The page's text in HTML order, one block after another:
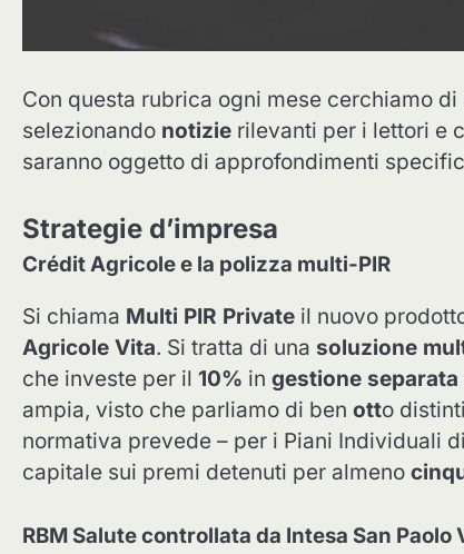
Con questa rubrica ogni mese cerchiamo
selezionando notizie rilevanti per i lettori e
saranno oggetto di approfondimenti
Strategie d’impresa
Crédit Agricole e la polizza multi-PIR
Si chiama Multi PIR Private il nuovo
Agricole Vita. Si tratta di una soluzione
che investe per il 10% in gestione separata
ampia, visto che parliamo di ben otto distinti
normativa prevede – per i Piani Individuali
capitale sui premi detenuti per almeno
RBM Salute controllata da Intesa San Paolo